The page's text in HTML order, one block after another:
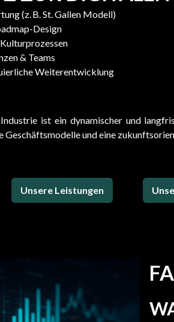
(z. B. St. Gallen Modell)
Design
& Teams
Weiterentwicklung
ist ein dynamischer und
und eine
Unsere Leistungen